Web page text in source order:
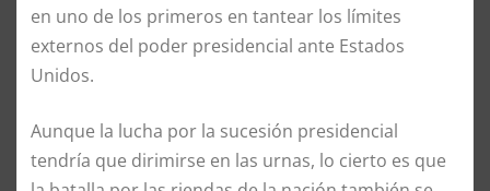
en uno de los primeros en tantear los límites
externos del poder presidencial ante Estados
Unidos.
Aunque la lucha por la sucesión presidencial
tendría que dirimirse en las urnas, lo cierto es que